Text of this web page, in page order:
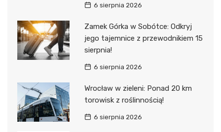
6 sierpnia 2026
Zamek Górka w Sobótce: Odkryj
jego tajemnice z przewodnikiem 15
sierpnia!
6 sierpnia 2026
Wrocław w zieleni: Ponad 20 km
torowisk z roślinnością!
6 sierpnia 2026